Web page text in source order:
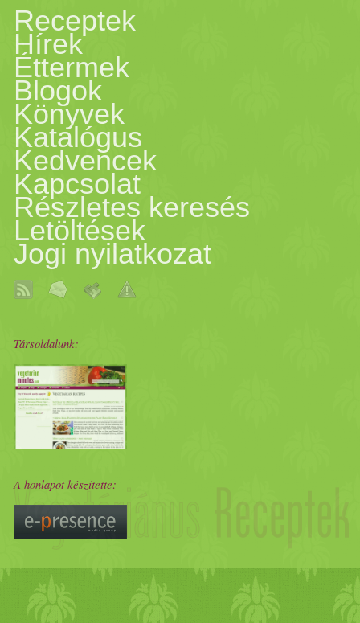
Receptek
Hírek
Éttermek
Blogok
Könyvek
Katalógus
Kedvencek
Kapcsolat
Részletes keresés
Letöltések
Jogi nyilatkozat
Társoldalunk:
A honlapot készítette: